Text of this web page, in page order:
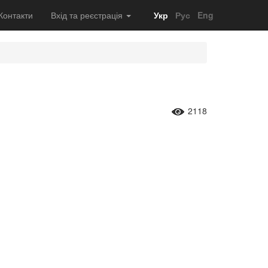
Вхід та реєстрація Укр Рус Eng
2118